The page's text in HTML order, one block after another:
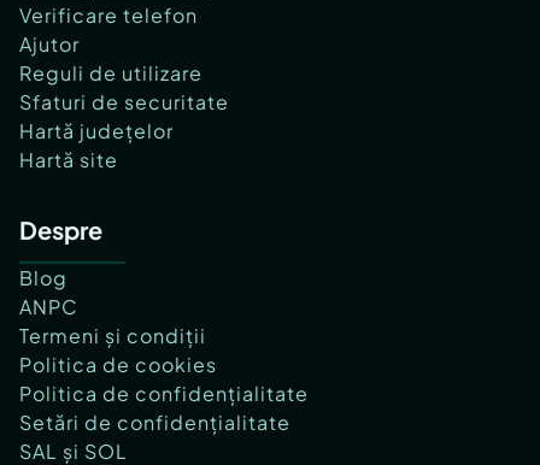
Verificare telefon
Ajutor
Reguli de utilizare
Sfaturi de securitate
Hartă județelor
Hartă site
Despre
Blog
ANPC
Termeni și condiții
Politica de cookies
Politica de confidențialitate
Setări de confidențialitate
SAL și SOL